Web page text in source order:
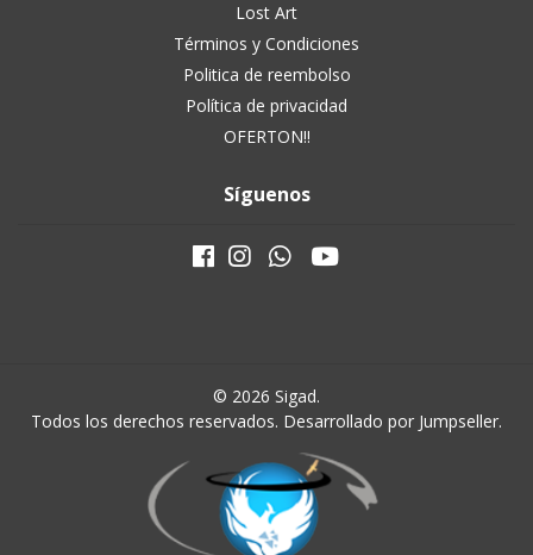
Lost Art
Términos y Condiciones
Politica de reembolso
Política de privacidad
OFERTON!!
Síguenos
© 2026 Sigad.
Todos los derechos reservados. Desarrollado por Jumpseller.